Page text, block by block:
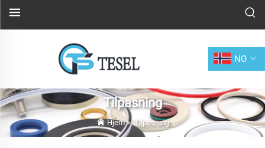
NO
Tilpasning
Hjem>Tilpasning